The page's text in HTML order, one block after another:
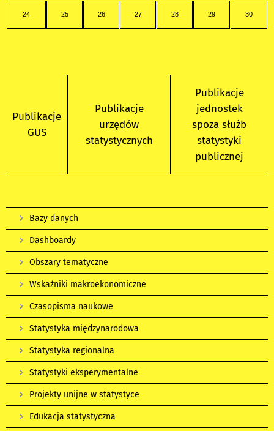
24 25 26 27 28 29 30
Publikacje
GUS
Publikacje
urzędów
statystycznych
Publikacje
jednostek
spoza służb
statystyki
publicznej
Bazy danych
Dashboardy
Obszary tematyczne
Wskaźniki makroekonomiczne
Czasopisma naukowe
Statystyka międzynarodowa
Statystyka regionalna
Statystyki eksperymentalne
Projekty unijne w statystyce
Edukacja statystyczna